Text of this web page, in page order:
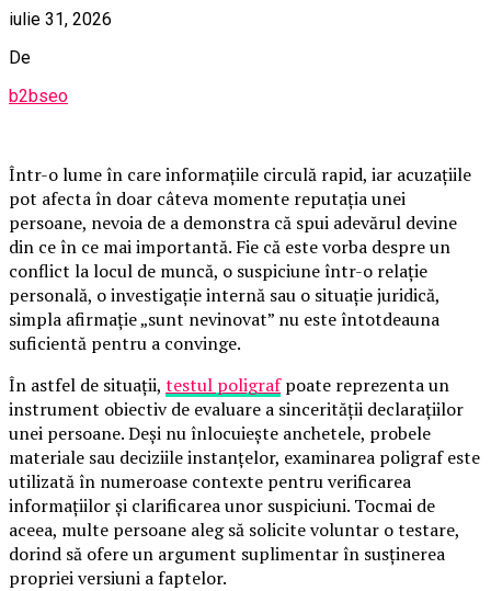
iulie 31, 2026
De
b2bseo
Într-o lume în care informațiile circulă rapid, iar acuzațiile
pot afecta în doar câteva momente reputația unei
persoane, nevoia de a demonstra că spui adevărul devine
din ce în ce mai importantă. Fie că este vorba despre un
conflict la locul de muncă, o suspiciune într-o relație
personală, o investigație internă sau o situație juridică,
simpla afirmație „sunt nevinovat” nu este întotdeauna
suficientă pentru a convinge.
În astfel de situații, testul poligrafpoate reprezenta un
instrument obiectiv de evaluare a sincerității declarațiilor
unei persoane. Deși nu înlocuiește anchetele, probele
materiale sau deciziile instanțelor, examinarea poligraf este
utilizată în numeroase contexte pentru verificarea
informațiilor și clarificarea unor suspiciuni. Tocmai de
aceea, multe persoane aleg să solicite voluntar o testare,
dorind să ofere un argument suplimentar în susținerea
propriei versiuni a faptelor.